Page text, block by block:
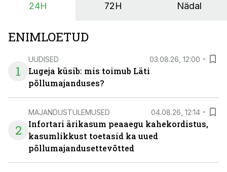
24H 72H Nädal
ENIMLOETUD
1
UUDISED 03.08.26, 12:00
Lugeja küsib: mis toimub Läti
põllumajanduses?
2
MAJANDUSTULEMUSED 04.08.26, 12:14
Infortari ärikasum peaaegu kahekordistus,
kasumlikkust toetasid ka uued
põllumajandusettevõtted